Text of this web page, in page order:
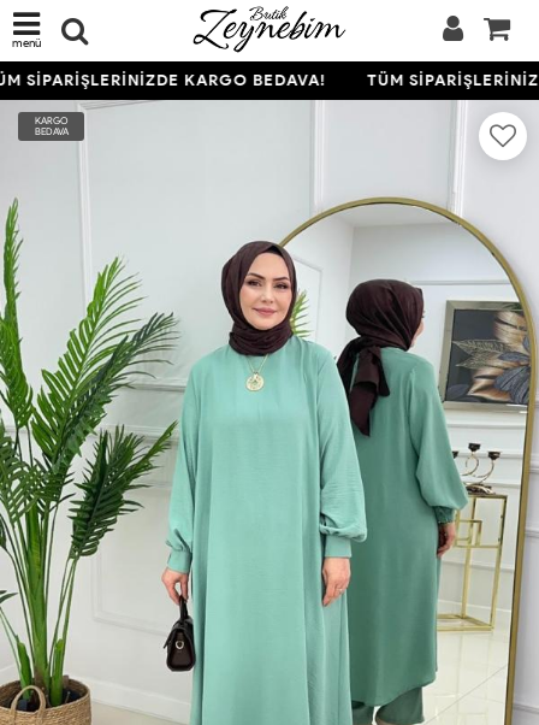
menü
SİPARİŞLERİNİZDE KARGO BEDAVA! TÜM
KARGO
BEDAVA